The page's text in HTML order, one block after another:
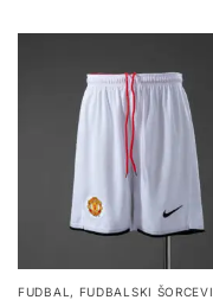
FUDBAL , FUDBALSKI ŠORCEVI